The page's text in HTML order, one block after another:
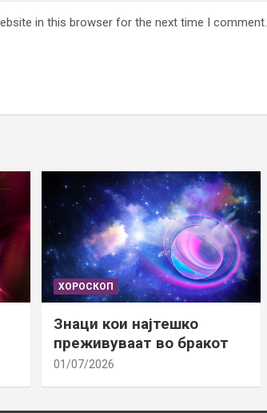
in this browser for the next time I comment.
ХОРОСКОП
Знаци кои најтешко
преживуваат во бракот
01/07/2026